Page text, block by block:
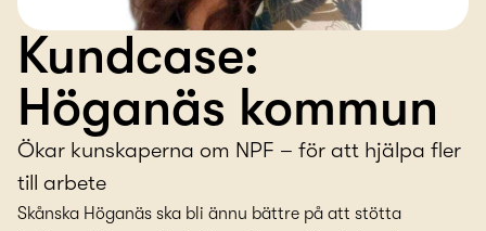
Kundcase:
Höganäs kommun
Ökar kunskaperna om NPF – för att hjälpa fler
till arbete
Skånska Höganäs ska bli ännu bättre på att stötta